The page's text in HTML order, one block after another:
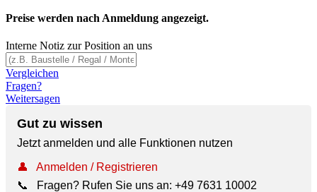
Preise werden nach Anmeldung angezeigt.
Interne Notiz zur Position an uns
Vergleichen
Fragen?
Weitersagen
Gut zu wissen
Jetzt anmelden und alle Funktionen nutzen
👤
Anmelden / Registrieren
📞
Fragen? Rufen Sie uns an: +49 7631 10002